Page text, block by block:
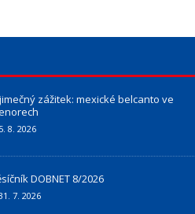
zážitek: mexické belcanto ve
5. 8. 2026
DOBNET 8/2026
7. 2026